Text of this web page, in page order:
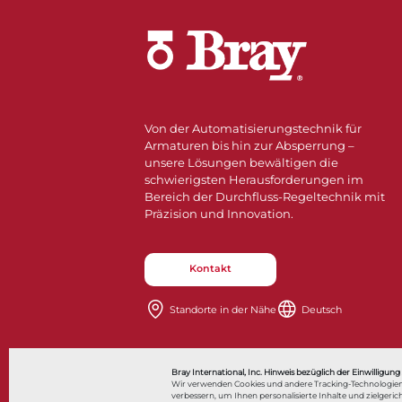
Bray International, Inc. Hinweis bezüglich der Einwilligung
Wir verwenden Cookies und andere Tracking-
verbessern, um Ihnen personalisierte Inhalte und
Von der Automatisierungstechnik für
Armaturen bis hin zur Absperrung –
unsere Lösungen bewältigen die
schwierigsten Herausforderungen im
Bereich der Durchfluss-Regeltechnik mit
Präzision und Innovation.
Kontakt
Standorte in der Nähe​​​​​​​ Deutsch
Also of Interest